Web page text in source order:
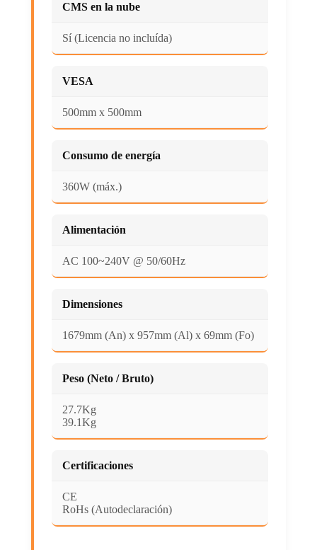
CMS en la nube
Sí (Licencia no incluída)
VESA
500mm x 500mm
Consumo de energía
360W (máx.)
Alimentación
AC 100~240V @ 50/60Hz
Dimensiones
1679mm (An) x 957mm (Al) x 69mm (Fo)
Peso (Neto / Bruto)
27.7Kg
39.1Kg
Certificaciones
CE
RoHs (Autodeclaración)